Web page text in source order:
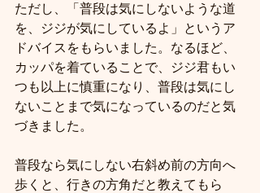
ただし、「普段は気にしないような道
を、ジジが気にしているよ」というア
ドバイスをもらいました。なるほど、
カッパを着ていることで、ジジ君もい
つも以上に慎重になり、普段は気にし
ないことまで気になっているのだと気
づきました。
普段なら気にしない右斜め前の方向へ
歩くと、行きの方角だと教えてもら